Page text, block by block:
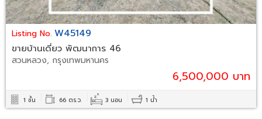
Listing No. W45149
ขายบ้านเดี่ยว พัฒนาการ 46
สวนหลวง, กรุงเทพมหานคร
6,500,000 บาท
1 ชั้น 66 ตร.ว. 3 นอน 1 น้ำ